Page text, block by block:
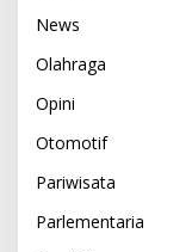
News
Olahraga
Opini
Otomotif
Pariwisata
Parlementaria